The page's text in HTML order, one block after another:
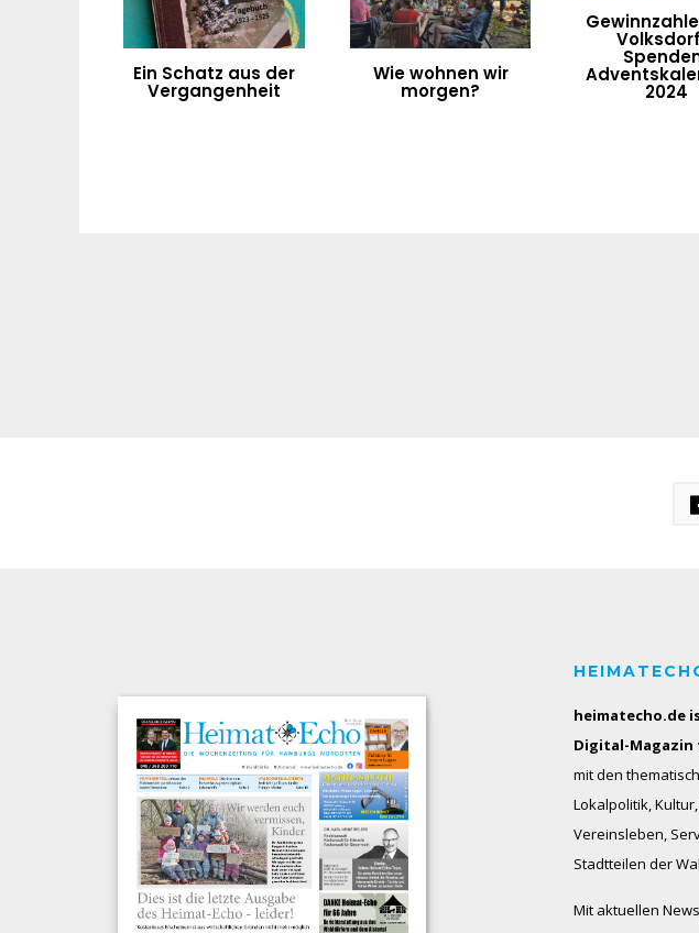
Ein Schatz aus der
Vergangenheit
Wie wohnen wir
morgen? 2024
heimatecho.de
Digital-Magazin
mit den
Lokalpolitik,
Vereinsleben,
Stadtteilen der
Mit aktuellen